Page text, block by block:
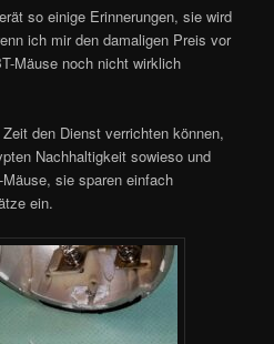
so einige Erinnerungen, sie wird
ich mir den damaligen Preis vor
Mäuse noch nicht wirklich
den Dienst verrichten können,
Nachhaltigkeit sowieso und
sie sparen einfach
ein.